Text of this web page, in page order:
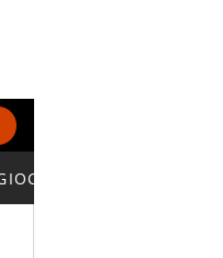
SERIE A